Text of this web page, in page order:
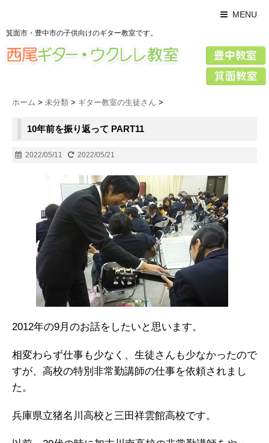
MENU
箕面市・豊中市の子供向けのギター教室です。
ホーム > 未分類 > ギター教室の生徒さん >
10年前を振り返って PART11
2022/05/11 2022/05/21
2012年の9月のお話をしたいと思います。
相変わらず仕事も少なく、生徒さんも少なかったので
すが、高校の特別非常勤講師の仕事を依頼されまし
た。
兵庫県立猪名川高校と三田祥雲館高校です。